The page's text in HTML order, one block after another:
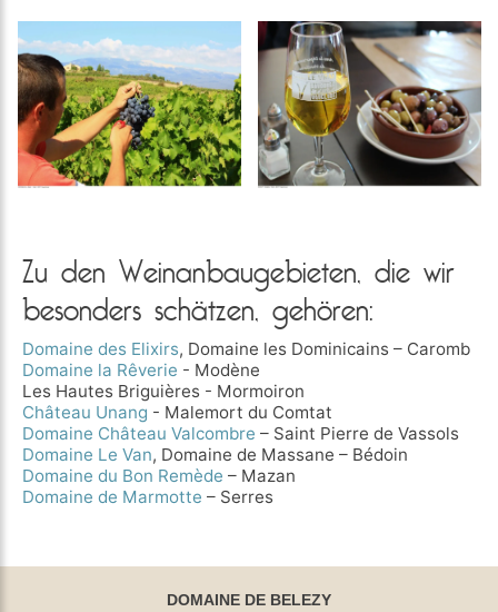
Zu den Weinanbaugebieten, die wir
besonders schätzen, gehören:
Domaine des Elixirs, Domaine les Dominicains – Caromb
Domaine la Rêverie - Modène
Les Hautes Briguières - Mormoiron
Château Unang - Malemort du Comtat
Domaine Château Valcombre – Saint Pierre de Vassols
Domaine Le Van, Domaine de Massane – Bédoin
Domaine du Bon Remède – Mazan
Domaine de Marmotte – Serres
DOMAINE DE BELEZY